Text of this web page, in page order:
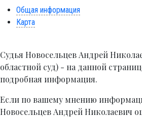
Общая информация
Карта
Судья Новосельцев Андрей
областной суд) - на данной
подробная информация.
Если по вашему мнению
Новосельцев Андрей Николаевич